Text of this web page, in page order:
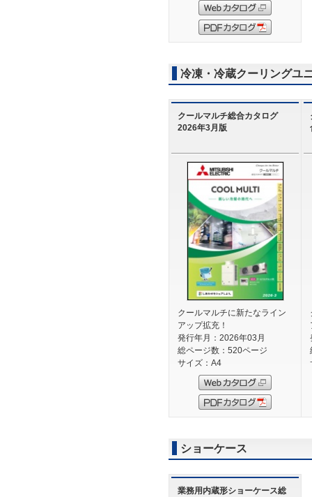
冷凍・冷蔵クーリングユ
クールマルチ総合カタログ
2026年3月版
クールマルチに新たなライン
アップ拡充！
発行年月：2026年03月
総ページ数：520ページ
サイズ：A4
ショーケース
業務用内蔵形ショーケース総